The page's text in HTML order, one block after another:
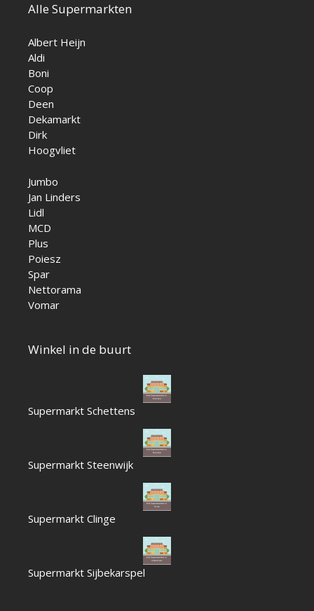
Alle Supermarkten
Albert Heijn
Aldi
Boni
Coop
Deen
Dekamarkt
Dirk
Hoogvliet
Jumbo
Jan Linders
Lidl
MCD
Plus
Poiesz
Spar
Nettorama
Vomar
Winkel in de buurt
Supermarkt Schettens
Supermarkt Steenwijk
Supermarkt Clinge
Supermarkt Sijbekarspel